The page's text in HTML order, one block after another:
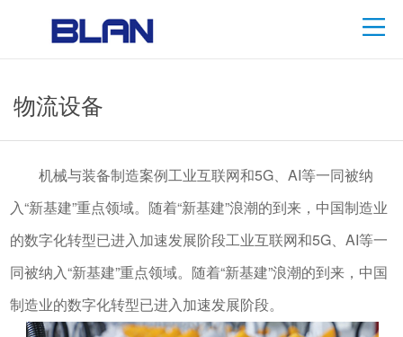
物流设备
机械与装备制造案例工业互联网和5G、AI等一同被纳
入“新基建”重点领域。随着“新基建”浪潮的到来，中国制造业
的数字化转型已进入加速发展阶段工业互联网和5G、AI等一
同被纳入“新基建”重点领域。随着“新基建”浪潮的到来，中国
制造业的数字化转型已进入加速发展阶段。